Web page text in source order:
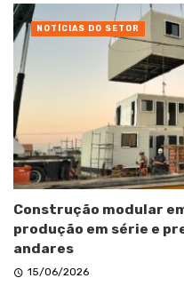
Construção modular
produção em série e
andares
15/06/2026
NOTÍCIAS DO SETOR